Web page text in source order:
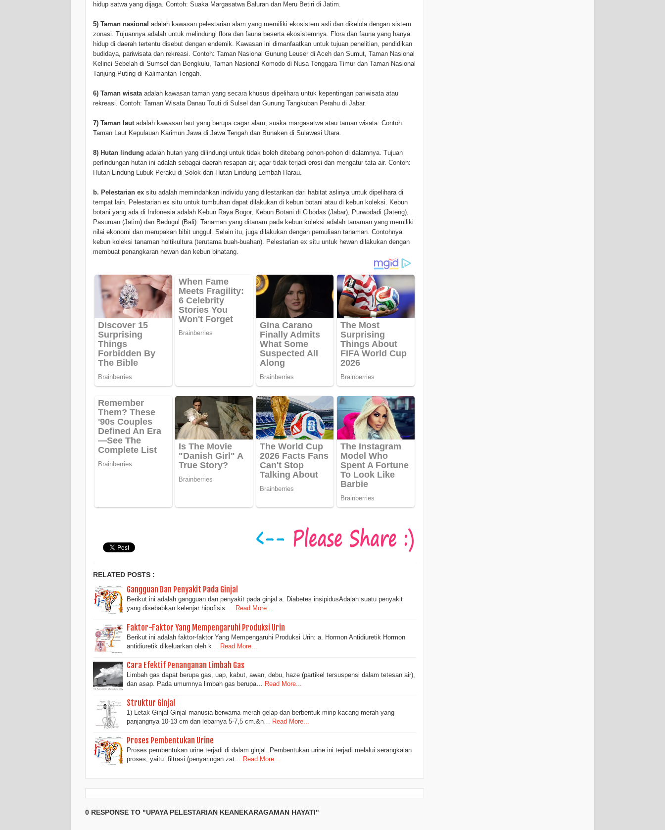
hidup satwa yang dijaga. Contoh: Suaka Margasatwa Baluran dan Meru Betiri di Jatim.
5) Taman nasional adalah kawasan pelestarian alam yang memiliki ekosistem asli dan dikelola dengan sistem
zonasi. Tujuannya adalah untuk melindungi flora dan fauna beserta ekosistemnya. Flora dan fauna yang hanya
hidup di daerah tertentu disebut dengan endemik. Kawasan ini dimanfaatkan untuk tujuan penelitian, pendidikan
budidaya, pariwisata dan rekreasi. Contoh: Taman Nasional Gunung Leuser di Aceh dan Sumut, Taman Nasional
Kelinci Sebelah di Sumsel dan Bengkulu, Taman Nasional Komodo di Nusa Tenggara Timur dan Taman Nasional
Tanjung Puting di Kalimantan Tengah.
6) Taman wisata adalah kawasan taman yang secara khusus dipelihara untuk kepentingan pariwisata atau
rekreasi. Contoh: Taman Wisata Danau Touti di Sulsel dan Gunung Tangkuban Perahu di Jabar.
7) Taman laut adalah kawasan laut yang berupa cagar alam, suaka margasatwa atau taman wisata. Contoh:
Taman Laut Kepulauan Karimun Jawa di Jawa Tengah dan Bunaken di Sulawesi Utara.
8) Hutan lindung adalah hutan yang dilindungi untuk tidak boleh ditebang pohon-pohon di dalamnya. Tujuan
perlindungan hutan ini adalah sebagai daerah resapan air, agar tidak terjadi erosi dan mengatur tata air. Contoh:
Hutan Lindung Lubuk Peraku di Solok dan Hutan Lindung Lembah Harau.
b. Pelestarian ex situ adalah memindahkan individu yang dilestarikan dari habitat aslinya untuk dipelihara di
tempat lain. Pelestarian ex situ untuk tumbuhan dapat dilakukan di kebun botani atau di kebun koleksi. Kebun
botani yang ada di Indonesia adalah Kebun Raya Bogor, Kebun Botani di Cibodas (Jabar), Purwodadi (Jateng),
Pasuruan (Jatim) dan Bedugul (Bali). Tanaman yang ditanam pada kebun koleksi adalah tanaman yang memiliki
nilai ekonomi dan merupakan bibit unggul. Selain itu, juga dilakukan dengan pemuliaan tanaman. Contohnya
kebun koleksi tanaman holtikultura (terutama buah-buahan). Pelestarian ex situ untuk hewan dilakukan dengan
membuat penangkaran hewan dan kebun binatang.
RELATED POSTS :
Gangguan Dan Penyakit Pada Ginjal
Berikut ini adalah gangguan dan penyakit pada ginjal a. Diabetes insipidusAdalah suatu penyakit
yang disebabkan kelenjar hipofisis … Read More...
Faktor-Faktor Yang Mempengaruhi Produksi Urin
Berikut ini adalah faktor-faktor Yang Mempengaruhi Produksi Urin: a. Hormon Antidiuretik Hormon
antidiuretik dikeluarkan oleh k…
Read More...
Cara Efektif Penanganan Limbah Gas
Limbah gas dapat berupa gas, uap, kabut, awan, debu, haze (partikel tersuspensi dalam tetesan air),
dan asap. Pada umumnya limbah gas berupa…
Read More...
Struktur Ginjal
1) Letak Ginjal Ginjal manusia berwarna merah gelap dan berbentuk mirip kacang merah yang
panjangnya 10-13 cm dan lebarnya 5-7,5 cm.&n… Read More...
Proses Pembentukan Urine
Proses pembentukan urine terjadi di dalam ginjal. Pembentukan urine ini terjadi melalui serangkaian
proses, yaitu: filtrasi (penyaringan zat… Read More...
0 RESPONSE TO "UPAYA PELESTARIAN KEANEKARAGAMAN HAYATI"